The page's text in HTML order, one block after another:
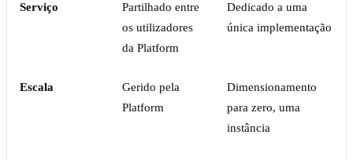
Serviço
Partilhado entre
os utilizadores
da Platform
Dedicado a uma
única implementação
Escala
Gerido pela
Platform
Dimensionamento
para zero, uma
instância